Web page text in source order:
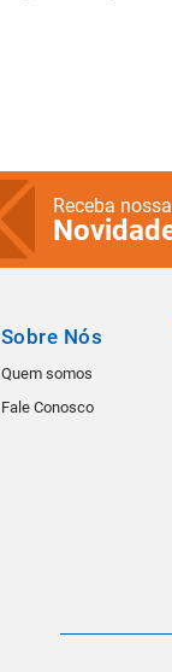
Receba
Sobre Nós
Quem somos
Fale Conosco